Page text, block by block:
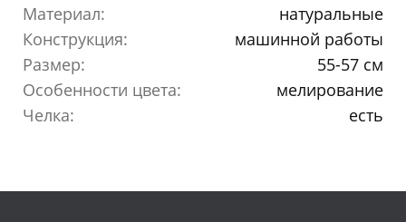
Материал:
натуральные
Конструкция:
машинной работы
Размер:
55-57 см
Особенности цвета:
мелирование
Челка:
есть